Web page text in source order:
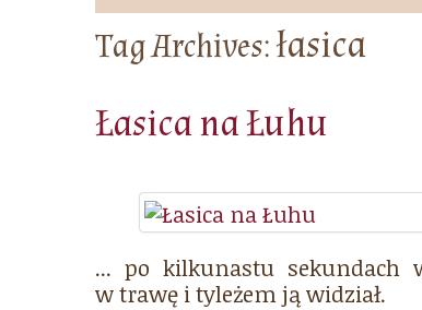
Tag Archives:łasica
Łasica na Łuhu
... po kilkunastu sekundach
w trawę i tyleżem ją widział.